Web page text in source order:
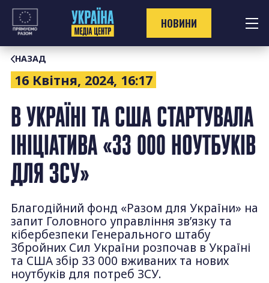
Перейти
контенту
НОВИНИ
НАЗАД
16 Квітня, 2024, 16:17
В УКРАЇНІ ТА США СТАРТУВАЛА
ІНІЦІАТИВА «33 000 НОУТБУКІВ
ДЛЯ ЗСУ»
Благодійний фонд «Разом для України» на
запит Головного управління зв’язку та
кібербезпеки Генерального штабу
Збройних Сил України розпочав в Україні
та США збір 33 000 вживаних та нових
ноутбуків для потреб ЗСУ.